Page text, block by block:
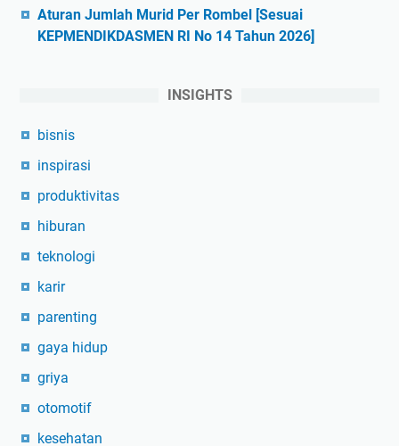
Aturan Jumlah Murid Per Rombel [Sesuai
KEPMENDIKDASMEN RI No 14 Tahun 2026]
INSIGHTS
bisnis
inspirasi
produktivitas
hiburan
teknologi
karir
parenting
gaya hidup
griya
otomotif
kesehatan